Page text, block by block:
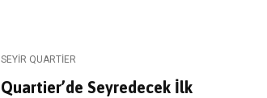
SEYIR QUARTIER
Quartier’de Seyredecek İlk